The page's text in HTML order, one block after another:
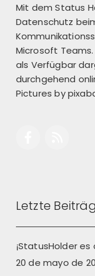
Mit dem Status
Datenschutz
Microsoft
als Verfügbar
durchgehend
Pictures by
Letzte
¡StatusHolder
20 de mayo de